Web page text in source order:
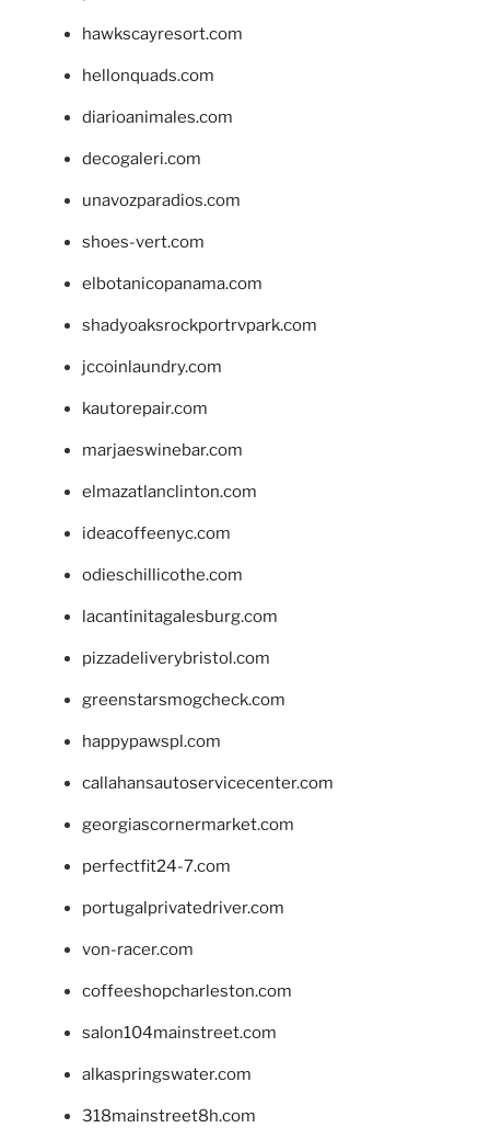
hawkscayresort.com
hellonquads.com
diarioanimales.com
decogaleri.com
unavozparadios.com
shoes-vert.com
elbotanicopanama.com
shadyoaksrockportrvpark.com
jccoinlaundry.com
kautorepair.com
marjaeswinebar.com
elmazatlanclinton.com
ideacoffeenyc.com
odieschillicothe.com
lacantinitagalesburg.com
pizzadeliverybristol.com
greenstarsmogcheck.com
happypawspl.com
callahansautoservicecenter.com
georgiascornermarket.com
perfectfit24-7.com
portugalprivatedriver.com
von-racer.com
coffeeshopcharleston.com
salon104mainstreet.com
alkaspringswater.com
318mainstreet8h.com